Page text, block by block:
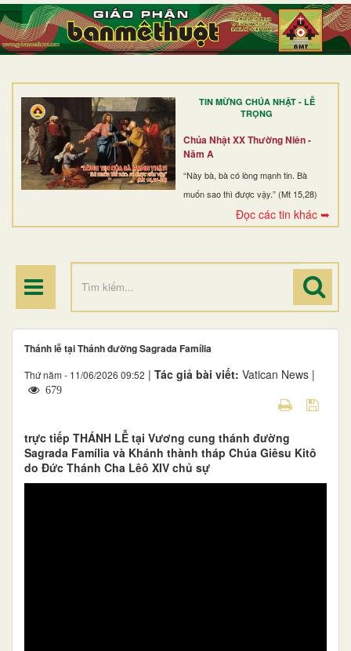
TIN MỪNG CHÚA NHẬT - LỄ
TRỌNG
Chúa Nhật XX Thường Niên -
Năm A
“Này bà, bà có lòng mạnh tin. Bà
muốn sao thì được vậy.” (Mt 15,28)
Đọc các tin khác ➥
TRANG NHẤT
GIỚI THIỆU
DÒNG TU
BAN MỤC VỤ
ĐOÀN THỂ CG
ĐIỂM HÀNH HƯƠNG
Thánh lễ tại Thánh đường Sagrada Família
Thứ năm - 11/06/2026 09:52 | Tác giả bài viết: Vatican News |
679
trực tiếp THÁNH LỄ tại Vương cung thánh đường
Sagrada Família và Khánh thành tháp Chúa Giêsu Kitô
do Đức Thánh Cha Lêô XIV chủ sự